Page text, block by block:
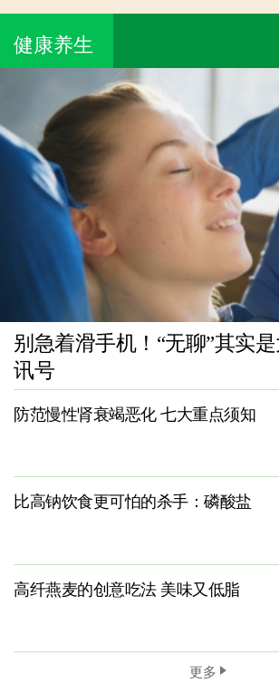
健康养生
别急着滑手机！“无聊”其实
讯号
防范慢性肾衰竭恶化 七大重点须知
比高钠饮食更可怕的杀手：磷酸盐
高纤燕麦的创意吃法 美味又低脂
更多